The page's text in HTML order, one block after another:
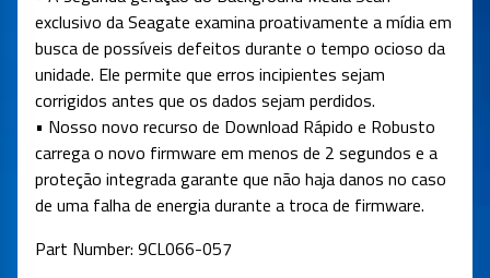
exclusivo da Seagate examina proativamente a mídia em
busca de possíveis defeitos durante o tempo ocioso da
unidade. Ele permite que erros incipientes sejam
corrigidos antes que os dados sejam perdidos.
• Nosso novo recurso de Download Rápido e Robusto
carrega o novo firmware em menos de 2 segundos e a
proteção integrada garante que não haja danos no caso
de uma falha de energia durante a troca de firmware.
Part Number: 9CL066-057